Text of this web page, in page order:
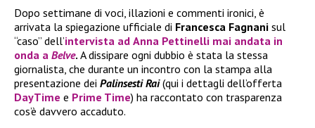
Dopo settimane di voci, illazioni e commenti ironici, è
arrivata la spiegazione ufficiale di Francesca Fagnani sul
“caso” dell’intervista ad Anna Pettinelli mai andata in
onda a Belve. A dissipare ogni dubbio è stata la stessa
giornalista, che durante un incontro con la stampa alla
presentazione dei Palinsesti Rai(qui i dettagli dell’offerta
DayTime e Prime Time) ha raccontato con trasparenza
cos’è davvero accaduto.